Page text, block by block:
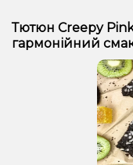
Тютюн Creepy
гармонійний